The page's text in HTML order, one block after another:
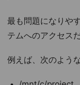
最も問題になりや
テムへのアクセスだ
例えば、次のよう